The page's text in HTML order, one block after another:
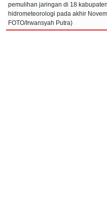
pemulihan jaringan di 18
hidrometeorologi pada akhir
FOTO/Irwansyah Putra)